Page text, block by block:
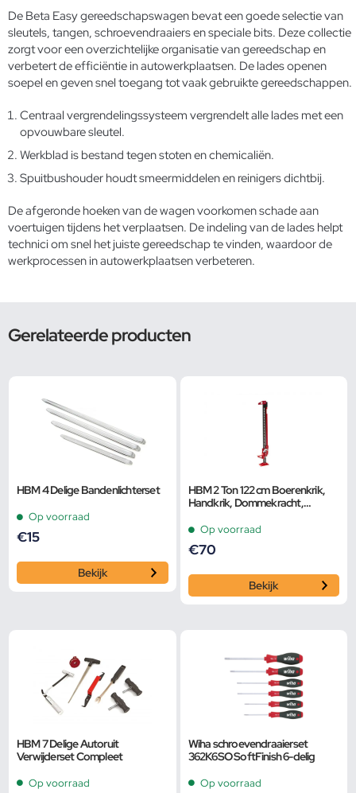
De Beta Easy gereedschapswagen bevat een goede selectie van
sleutels, tangen, schroevendraaiers en speciale bits. Deze collectie
zorgt voor een overzichtelijke organisatie van gereedschap en
verbetert de efficiëntie in autowerkplaatsen. De lades openen
soepel en geven snel toegang tot vaak gebruikte gereedschappen.
Centraal vergrendelingssysteem vergrendelt alle lades met een
opvouwbare sleutel.
Werkblad is bestand tegen stoten en chemicaliën.
Spuitbushouder houdt smeermiddelen en reinigers dichtbij.
De afgeronde hoeken van de wagen voorkomen schade aan
voertuigen tijdens het verplaatsen. De indeling van de lades helpt
technici om snel het juiste gereedschap te vinden, waardoor de
werkprocessen in autowerkplaatsen verbeteren.
Gerelateerde producten
HBM 4 Delige Bandenlichterset
Op voorraad
€15
Bekijk
HBM 2 Ton 122 cm Boerenkrik,
Handkrik, Dommekracht,
Op voorraad
€70
Bekijk
HBM 7 Delige Autoruit
Verwijderset Compleet
Op voorraad
Wiha schroevendraaierset
362K6SO SoftFinish 6-delig
Op voorraad